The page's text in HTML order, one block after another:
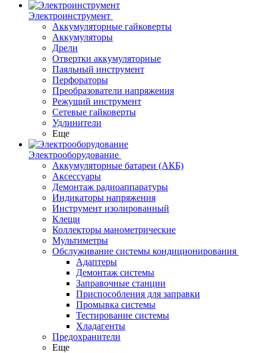
Электроинструмент
Аккумуляторные гайковерты
Аккумуляторы
Дрели
Отвертки аккумуляторные
Паяльный инструмент
Перфораторы
Преобразователи напряжения
Режущий инструмент
Сетевые гайковерты
Удлинители
Еще
Электрооборудование
Аккумуляторные батареи (АКБ)
Аксессуары
Демонтаж радиоаппаратуры
Индикаторы напряжения
Инструмент изолированный
Клещи
Коллекторы манометрические
Мультиметры
Обслуживание системы кондиционирования
Адаптеры
Демонтаж системы
Заправочные станции
Приспособления для заправки
Промывка системы
Тестирование системы
Хладагенты
Предохранители
Еще